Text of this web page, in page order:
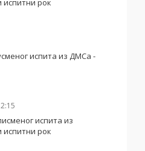
испитни рок
испита из ДМСа -
испита из
испитни рок